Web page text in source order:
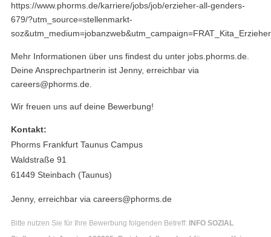
https://www.phorms.de/karriere/jobs/job/erzieher-all-genders-
679/?utm_source=stellenmarkt-
Mehr Informationen über uns findest du unter jobs.phorms.de.
Deine Ansprechpartnerin ist Jenny, erreichbar via
careers@phorms.de.
Wir freuen uns auf deine Bewerbung!
Kontakt:
Phorms Frankfurt Taunus Campus
Waldstraße 91
61449 Steinbach (Taunus)
Jenny, erreichbar via careers@phorms.de
Bitte nutzen Sie für Ihre Bewerbung folgenden Betreff:
INFO SOZIAL